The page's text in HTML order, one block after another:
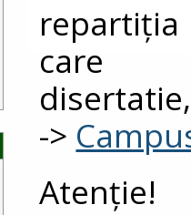
repartiţia
care
->
Atenţie!